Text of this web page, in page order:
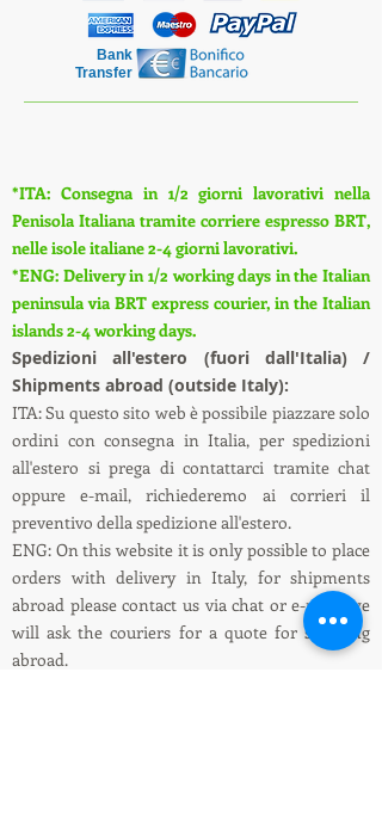
Bank
Transfer
*ITA: Consegna in 1/2 giorni lavorativi nella
Penisola Italiana tramite corriere espresso BRT,
nelle isole italiane 2-4 giorni lavorativi.
*ENG: Delivery in 1/2 working days in the Italian
peninsula via BRT express courier, in the Italian
islands 2-4 working days.
Spedizioni all'estero (fuori dall'Italia) /
Shipments abroad (outside Italy):
ITA: Su questo sito web è possibile piazzare solo
ordini con consegna in Italia, per spedizioni
all'estero si prega di contattarci tramite chat
oppure e-mail, richiederemo ai corrieri il
preventivo della spedizione all'estero.
ENG: On this website it is only possible to place
orders with delivery in Italy, for shipments
abroad please contact us via chat or e-mail, we
will ask the couriers for a quote for shipping
abroad.